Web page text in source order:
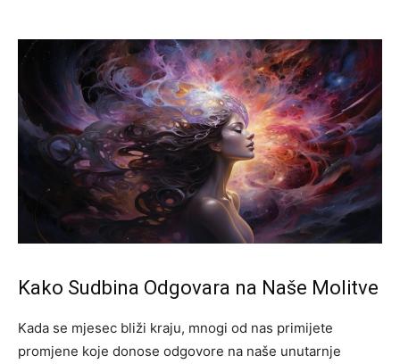
Kako Sudbina Odgovara na Naše Molitve
Kada se mjesec bliži kraju, mnogi od nas primijete
promjene koje donose odgovore na naše unutarnje